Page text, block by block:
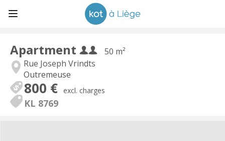
Apartment
50 m²
Rue Joseph Vrindts
Outremeuse
800 € excl. charges
KL 8769